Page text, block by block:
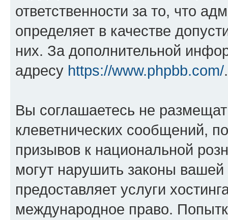
ответственности за то, что
определяет в качестве
них. За дополнительной
адресу https://www.phpbb.com/.
Вы соглашаетесь не
клеветнических сообщений,
призывов к национальной
могут нарушить законы
предоставляет услуги
международное право.